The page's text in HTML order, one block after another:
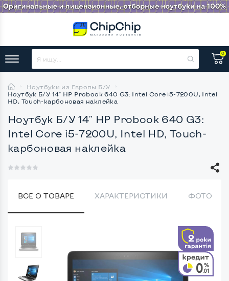
0
Ноутбуки из Европы Б/У
Ноутбук Б/У 14" HP Probook 640 G3: Intel Core i5-7200U, Intel
HD, Touch-карбоновая наклейка
Ноутбук Б/У 14" HP Probook 640 G3:
Intel Core i5-7200U, Intel HD, Touch-
карбоновая наклейка
ВСЕ О ТОВАРЕ ХАРАКТЕРИСТИКИ ФОТО